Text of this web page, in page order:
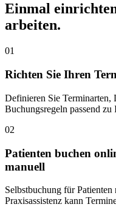
Einmal
arbeiten.
01
Richten Sie Ihren
Definieren Sie Terminarten,
Buchungsregeln passend
02
Patienten buchen
manuell
Selbstbuchung für
Praxisassistenz kann